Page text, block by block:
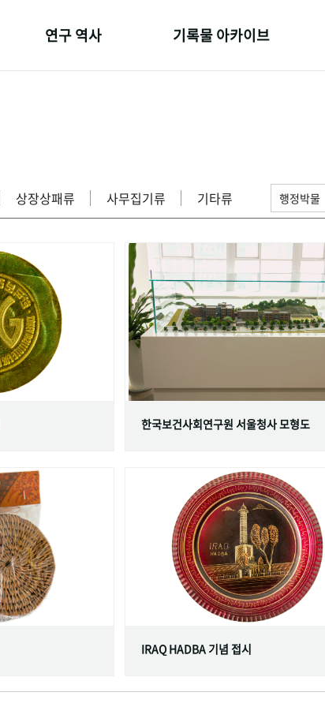
연구 역사
간행물 변천사
기록물 아카이브
영상 기록물
상장상패류 사무집기류 기타류
한국보건사회연구원 서울청사 모형도
IRAQ HADBA 기념 접시